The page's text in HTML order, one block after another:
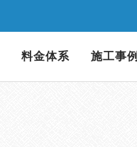
料金体系 施工事例